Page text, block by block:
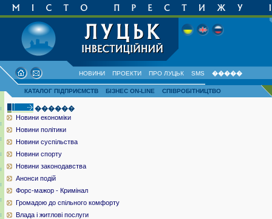
НОВИНИ ПРОЕКТИ ПРО ЛУЦЬК SMS �����
КАТАЛОГ ПІДПРИЄМСТВ БІЗНЕС ON-LINE СПІВРОБІТНИЦТВО
������
Новини економіки
Новини політики
Новини суспільства
Новини спорту
Новини законодавства
Анонси подій
Форс-мажор - Кримінал
Громадою до спільного комфорту
Влада і житлові послуги